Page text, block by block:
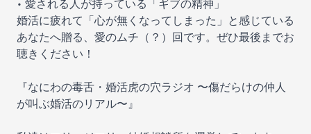
• 愛される人が持っている「ギブの精神」
婚活に疲れて「心が無くなってしまった」と感じている
あなたへ贈る、愛のムチ（？）回です。ぜひ最後までお
聴きください！
『なにわの毒舌・婚活虎の穴ラジオ 〜傷だらけの仲人
が叫ぶ婚活のリアル〜』